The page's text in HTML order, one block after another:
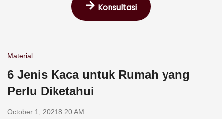
Konsultasi
Material
6 Jenis Kaca untuk Rumah yang
Perlu Diketahui
October 1, 2021 8:20 AM